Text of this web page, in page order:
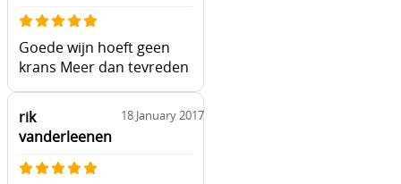
Goede wijn hoeft geen
krans Meer dan tevreden
rik
vanderleenen
18 January 2017